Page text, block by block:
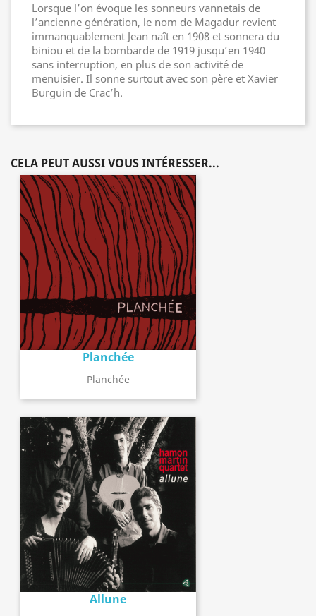
Lorsque l’on évoque les sonneurs vannetais de
l’ancienne génération, le nom de Magadur revient
immanquablement Jean naît en 1908 et sonnera du
biniou et de la bombarde de 1919 jusqu’en 1940
sans interruption, en plus de son activité de
menuisier. Il sonne surtout avec son père et Xavier
Burguin de Crac’h.
CELA PEUT AUSSI VOUS INTÉRESSER...
Planchée
Planchée
Allune